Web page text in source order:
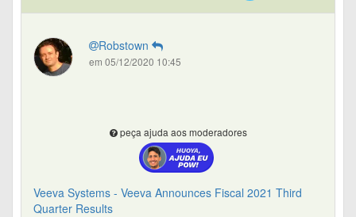
Robstown
em 05/12/2020 10:45
peça ajuda aos moderadores
Veeva Systems - Veeva Announces Fiscal 2021 Third
Quarter Results